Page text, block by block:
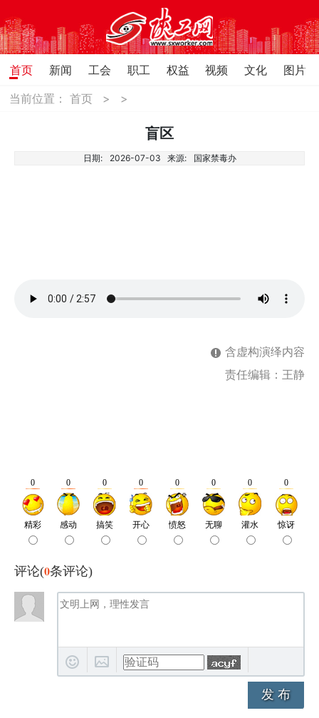
首页 新闻 工会 职工 权益 视频 文化
图片
当前位置：首页 > >
盲区
日期: 2026-07-03 来源: 国家禁毒办
含虚构演绎内容
责任编辑：王静
评论(0条评论)
发 布